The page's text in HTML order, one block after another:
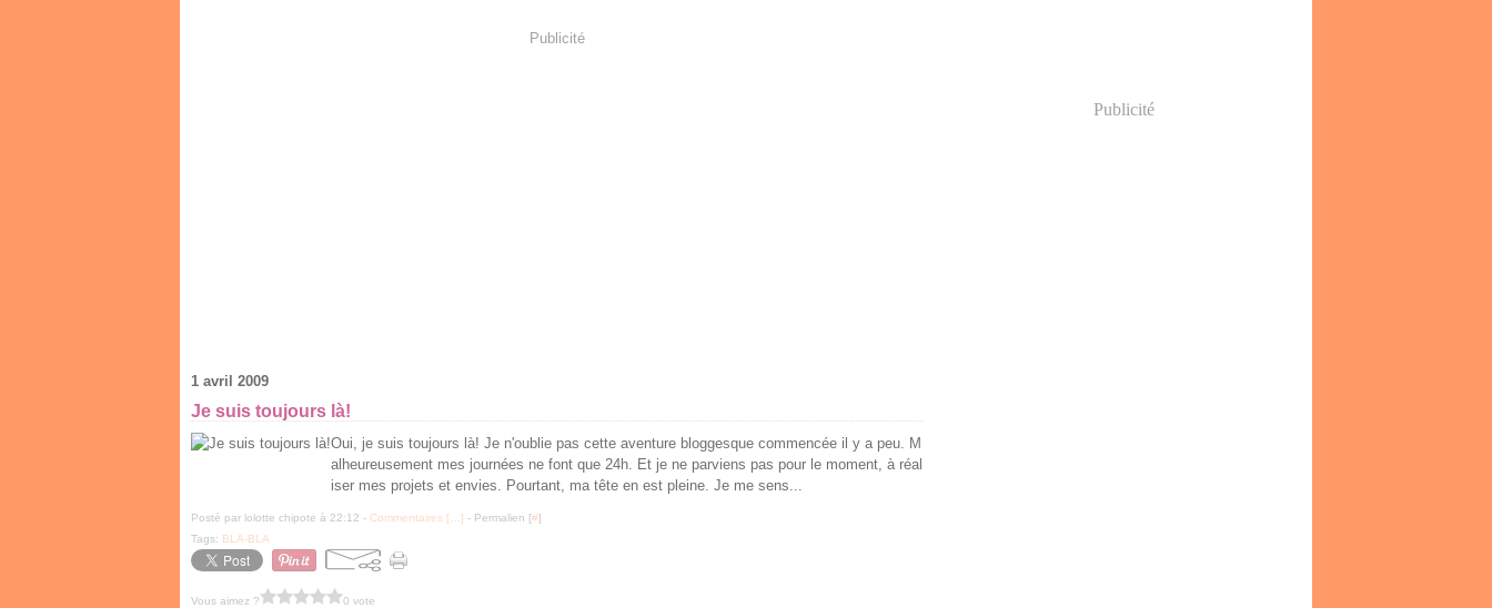
Publicité
1 avril 2009
Je suis toujours là!
Oui, je suis toujours là! Je n'oublie pas cette aventure bloggesque commencée il y a peu. M
alheureusement mes journées ne font que 24h. Et je ne parviens pas pour le moment, à réal
iser mes projets et envies. Pourtant, ma tête en est pleine. Je me sens...
Posté par lolotte chipote à 22:12 - Commentaires [ ] - Permalien [#]
Tags: BLA-BLA
Vous aimez ? 0 vote
Publicité